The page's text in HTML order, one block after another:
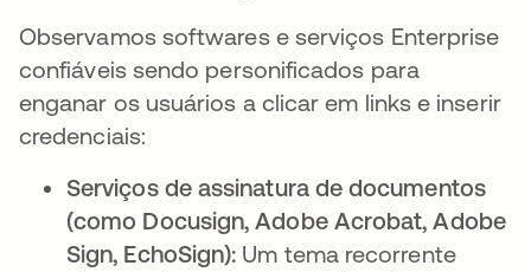
Observamos softwares e serviços Enterprise
confiáveis sendo personificados para
enganar os usuários a clicar em links e inserir
credenciais:
Serviços de assinatura de documentos
(como Docusign, Adobe Acrobat, Adobe
Sign, EchoSign): Um tema recorrente